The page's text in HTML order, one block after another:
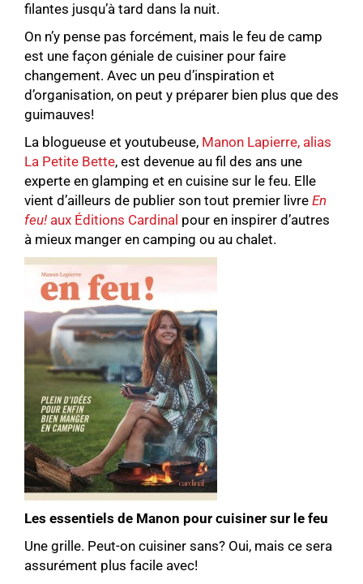
filantes jusqu’à tard dans la nuit.
On n’y pense pas forcément, mais le feu de camp
est une façon géniale de cuisiner pour faire
changement. Avec un peu d’inspiration et
d’organisation, on peut y préparer bien plus que des
guimauves!
La blogueuse et youtubeuse, Manon Lapierre, alias
La Petite Bette, est devenue au fil des ans une
experte en glamping et en cuisine sur le feu. Elle
vient d’ailleurs de publier son tout premier livre En
feu! aux Éditions Cardinal pour en inspirer d’autres
à mieux manger en camping ou au chalet.
Les essentiels de Manon pour cuisiner sur le feu
Une grille. Peut-on cuisiner sans? Oui, mais ce sera
assurément plus facile avec!